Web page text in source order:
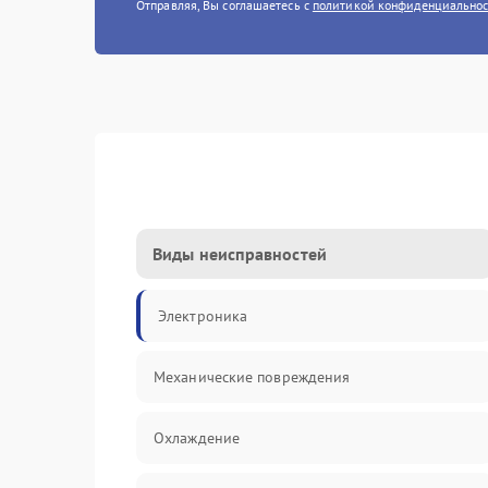
Отправляя, Вы соглашаетесь с политикой
Виды неисправностей
Электроника
Механические повреждения
Охлаждение